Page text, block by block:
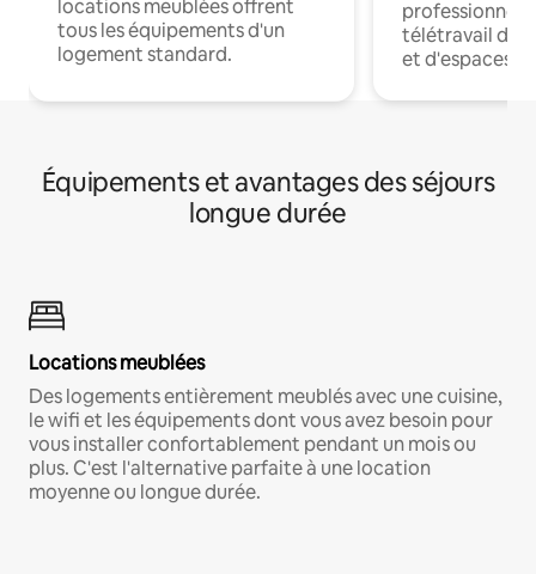
locations meublées offrent
tous les équipements d'un
logement standard.
professionnels
télétravail
et d'espaces
Équipements et avantages des séjours
longue durée
Locations meublées
Des logements entièrement meublés avec une cuisine,
le wifi et les équipements dont vous avez besoin pour
vous installer confortablement pendant un mois ou
plus. C'est l'alternative parfaite à une location
moyenne ou longue durée.